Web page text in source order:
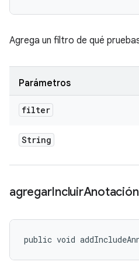
Agrega un filtro de qué
Parámetros
filter
String
agregarIncluirAnotación
public void